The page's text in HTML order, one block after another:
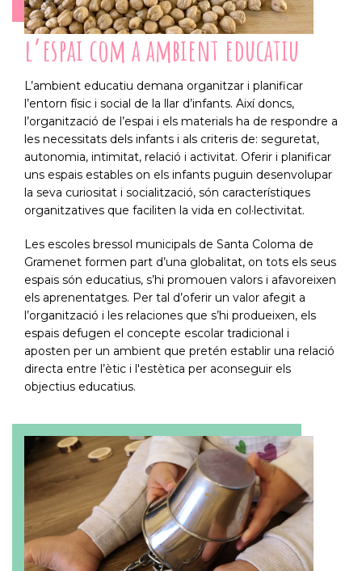
l’espai com a ambient educatiu
L’ambient educatiu demana organitzar i planificar
l’entorn físic i social de la llar d’infants. Així doncs,
l’organització de l’espai i els materials ha de respondre a
les necessitats dels infants i als criteris de: seguretat,
autonomia, intimitat, relació i activitat. Oferir i planificar
uns espais estables on els infants puguin desenvolupar
la seva curiositat i socialització, són característiques
organitzatives que faciliten la vida en col·lectivitat.
Les escoles bressol municipals de Santa Coloma de
Gramenet formen part d’una globalitat, on tots els seus
espais són educatius, s’hi promouen valors i afavoreixen
els aprenentatges. Per tal d’oferir un valor afegit a
l’organització i les relaciones que s’hi produeixen, els
espais defugen el concepte escolar tradicional i
aposten per un ambient que pretén establir una relació
directa entre l’ètic i l'estètica per aconseguir els
objectius educatius.